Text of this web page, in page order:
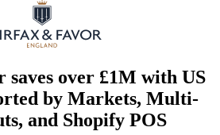
over £1M with US
by Markets, Multi-
and Shopify POS